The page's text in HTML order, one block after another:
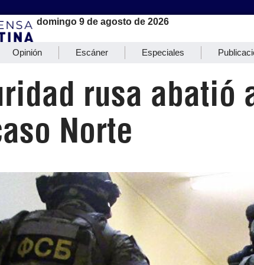
domingo 9 de agosto de 2026
Opinión Escáner Especiales
rusa abatió
Norte